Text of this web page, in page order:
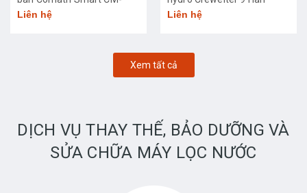
3668
Liên hệ
Quốc
Liên hệ
Xem tất cả
DỊCH VỤ THAY THẾ, BẢO DƯỠNG VÀ
SỬA CHỮA MÁY LỌC NƯỚC